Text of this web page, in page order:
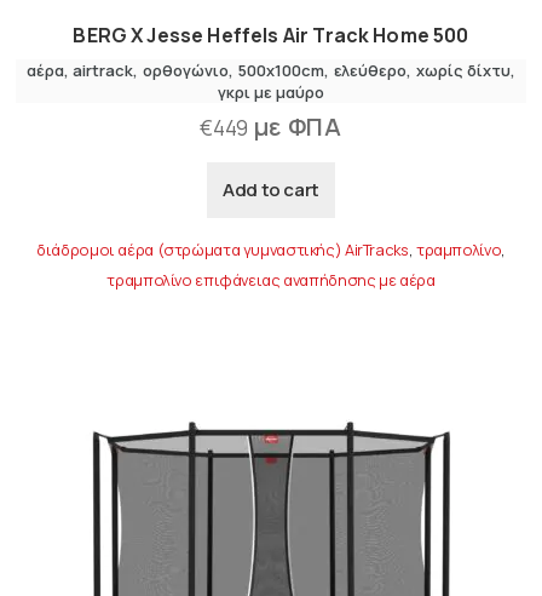
BERG X Jesse Heffels Air Track Home 500
αέρα airtrack ορθογώνιο 500x100cm ελεύθερο χωρίς δίχτυ
γκρι με μαύρο
€449 με ΦΠΑ
Add to cart
διάδρομοι αέρα (στρώματα γυμναστικής) AirTracks, τραμπολίνο,
τραμπολίνο επιφάνειας αναπήδησης με αέρα